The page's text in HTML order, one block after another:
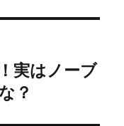
実はノーブ
？